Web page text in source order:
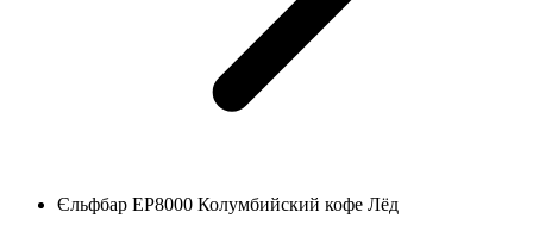
Єльфбар EP8000 Колумбийский кофе Лёд